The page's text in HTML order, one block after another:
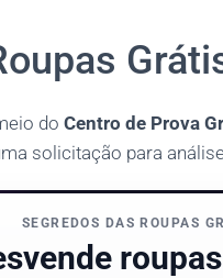
do Centro de Prova
solicitação para
SEGREDOS DAS ROUPAS